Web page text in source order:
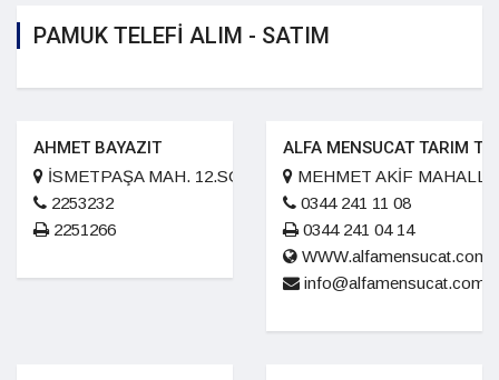
PAMUK TELEFİ ALIM - SATIM
AHMET BAYAZIT
İSMETPAŞA MAH. 12.SOK. TEKİNŞEN İŞ MERKEZİ 10/1
2253232
2251266
ALFA MENSUCAT TARIM
MEHMET AKİF
0344 241 11 08
0344 241 04 14
info@alfamensucat.com.tr